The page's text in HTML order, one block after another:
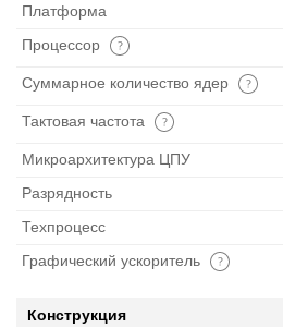
Платформа
Процессор
Суммарное количество ядер
Тактовая частота
Микроархитектура ЦПУ
Разрядность
Техпроцесс
Графический ускоритель
Конструкция